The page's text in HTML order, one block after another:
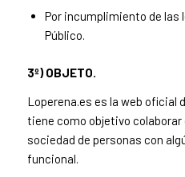
Por incumplimiento de las
Público.
3º) OBJETO.
Loperena.es es la web oficial
tiene como objetivo
sociedad de personas con
funcional.